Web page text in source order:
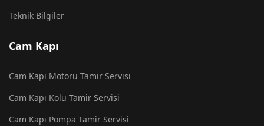
Teknik Bilgiler
Cam Kapı
Cam Kapı Motoru Tamir Servisi
Cam Kapı Kolu Tamir Servisi
Cam Kapı Pompa Tamir Servisi